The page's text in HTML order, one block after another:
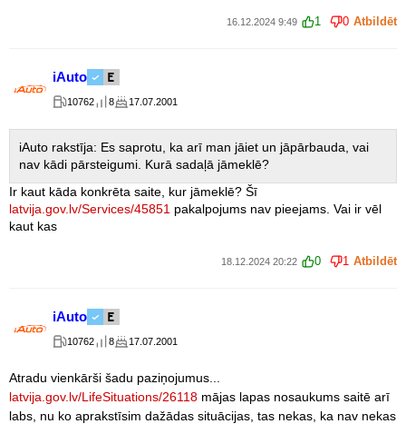
16.12.2024 9:49 1 0 Atbildēt
iAuto
10762 8 17.07.2001
iAuto rakstīja: Es saprotu, ka arī man jāiet un jāpārbauda, vai
nav kādi pārsteigumi. Kurā sadaļā jāmeklē?
Ir kaut kāda konkrēta saite, kur jāmeklē? Šī
latvija.gov.lv/Services/45851 pakalpojums nav pieejams. Vai ir vēl
kaut kas
18.12.2024 20:22 0 1 Atbildēt
iAuto
10762 8 17.07.2001
Atradu vienkārši šadu paziņojumus...
latvija.gov.lv/LifeSituations/26118 mājas lapas nosaukums saitē arī
labs, nu ko aprakstīsim dažādas situācijas, tas nekas, ka nav nekas